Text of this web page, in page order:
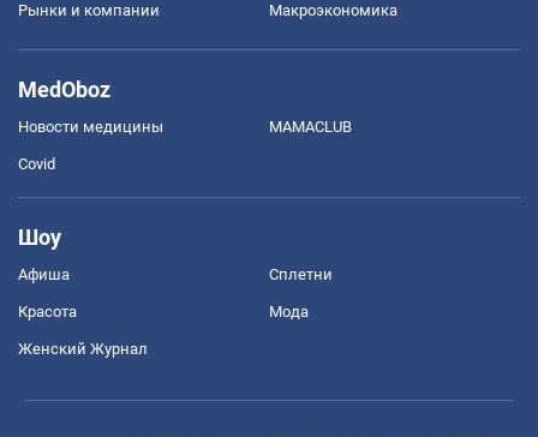
Рынки и компании Mакроэкономика
MedOboz
Новости медицины MAMACLUB
Covid
Шоу
Афиша Сплетни
Красота Мода
Женский Журнал